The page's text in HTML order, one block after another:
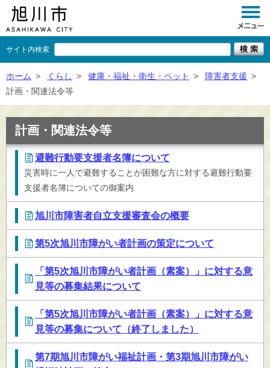
サイト内検索
くらし
事業者向け
施設一覧
×閉じる
ホーム > くらし > 健康・福祉・衛生・ペット > 障害者支援 >
計画・関連法令等
計画・関連法令等
避難行動要支援者名簿について
災害時に一人で避難することが困難な方に対する避難行動要
支援者名簿についての御案内
旭川市障害者自立支援審査会の概要
第5次旭川市障がい者計画の策定について
「第5次旭川市障がい者計画（素案）」に対する意
見等の募集結果について
「第5次旭川市障がい者計画（素案）」に対する意
見等の募集について（終了しました）
第7期旭川市障がい福祉計画・第3期旭川市障がい